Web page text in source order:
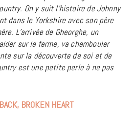
On y suit l’histoire de Johnny
dans le Yorkshire avec son père
L’arrivée de Gheorghe, un
sur la ferme, va chambouler
sur la découverte de soi et de
est une petite perle à ne pas
BROKEN HEART